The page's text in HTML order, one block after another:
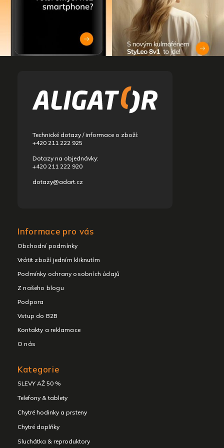
Technické dotazy / informace o zboží:
+420 211 222 925
Dotazy na objednávky:
+420 211 222 920
dotazy@adart.cz
Informace pro vás
Obchodní podmínky
Vrátit zboží jedním kliknutím
Podmínky ochrany osobních údajů
Z našeho blogu
Podpora
Vstup do B2B
Kontakty a reklamace
O nás
Kategorie
SLEVY AŽ 50 %
Telefony & tablety
Chytré hodinky a prsteny
Chytré doplňky
Sluchátka & reproduktory